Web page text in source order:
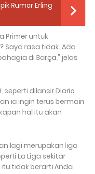
Rumor Erling
Primer untuk
Saya rasa tidak. Ada
di Barça," jelas
, seperti dilansir Diario
ia ingin terus bermain
hal itu akan
lagi merupakan liga
La Liga sekitar
tidak berarti Anda